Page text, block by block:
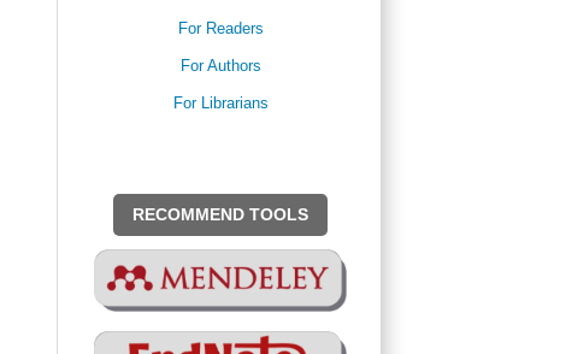
For Readers
For Authors
For Librarians
RECOMMEND TOOLS